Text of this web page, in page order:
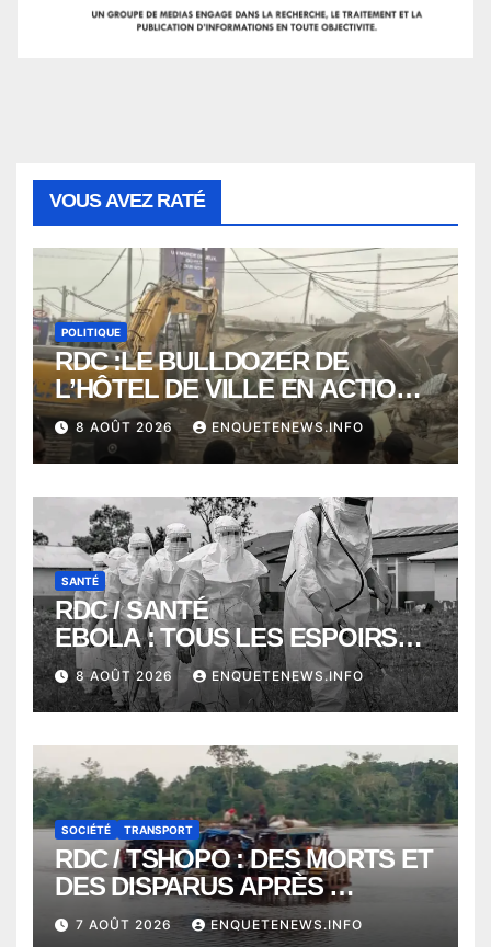
VOUS AVEZ RATÉ
POLITIQUE
RDC :LE BULLDOZER DE
L’HÔTEL DE VILLE EN ACTION
POUR DEGAGER LA VOIE
PUBLIQUE en action DANS LA
COMMUNE DE NGALIEMA
8 AOÛT 2026 ENQUETENEWS.INFO
SANTÉ
RDC / SANTÉ
EBOLA : TOUS LES ESPOIRS
VONT VERS SEPTEMBRE
ALORS QUE L’ÉPIDÉMIE TEND
VERS 2000 DÉCÈS
8 AOÛT 2026 ENQUETENEWS.INFO
SOCIÉTÉ TRANSPORT
RDC / TSHOPO : DES MORTS ET
DES DISPARUS APRÈS
NAUFRAGE D’UNE BALEINIERE
À QUELQUES KILOMÈTRES DE
7 AOÛT 2026 ENQUETENEWS.INFO